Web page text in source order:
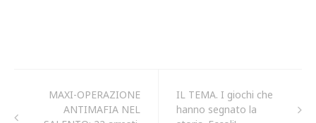
MAXI-OPERAZIONE
ANTIMAFIA NEL
IL TEMA. I giochi che
hanno segnato la